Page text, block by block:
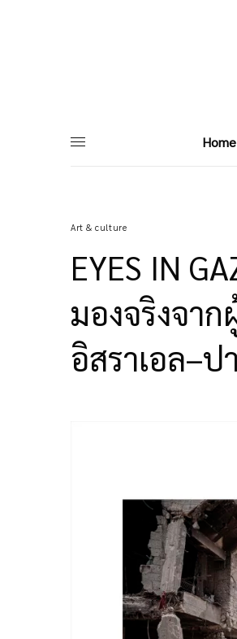
Home
Art & culture
EYES IN
มองจริงจา
อิสราเอล–ป